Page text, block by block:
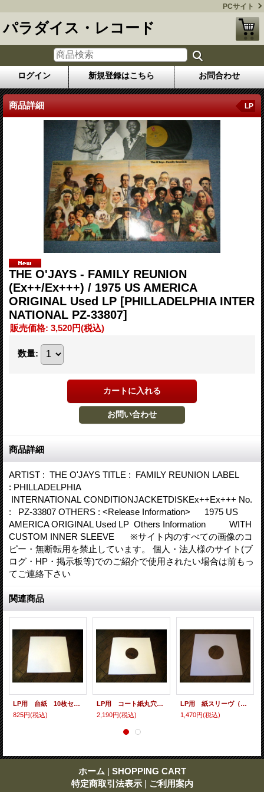
PCサイト
パラダイス・レコード
ログイン 新規登録はこちら お問合わせ
商品詳細 LP
THE O'JAYS - FAMILY REUNION
(Ex++/Ex+++) / 1975 US AMERICA
ORIGINAL Used LP [PHILLADELPHIA INTER
NATIONAL PZ-33807]
販売価格: 3,520円(税込)
数量:
商品詳細
ARTIST : THE O'JAYS TITLE : FAMILY REUNION LABEL
: PHILLADELPHIA
INTERNATIONAL CONDITIONJACKETDISKEx++Ex+++ No.
: PZ-33807 OTHERS : <Release Information> 1975 US
AMERICA ORIGINAL Used LP Others Information WITH
CUSTOM INNER SLEEVE ※サイト内のすべての画像のコ
ピー・無断転用を禁止しています。 個人・法人様のサイト(ブ
ログ・HP・掲示板等)でのご紹介で使用されたい場合は前もっ
てご連絡下さい
関連商品
LP用 台紙 10枚セット
825円(税込)
LP用 コート紙丸穴ジャケ 10枚セット
2,190円(税込)
LP用 紙スリーヴ（レギュラー 四角の角） 10枚セット
1,470円(税込)
ホーム | SHOPPING CART
特定商取引法表示 | ご利用案内